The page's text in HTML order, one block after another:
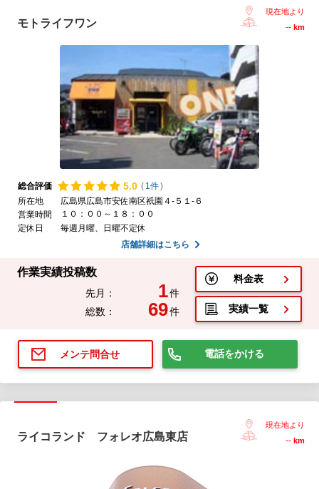
モトライフワン
現在地より
-- km
総合評価 5.0 ( 1件)
所在地
広島県広島市安佐南区祇園４-５１-６
営業時間
１０：００～１８：００
定休日
毎週月曜、日曜不定休
店舗詳細はこちら
作業実績投稿数
先月： 1件
総数：
69件
料金表
実績一覧
メンテ問合せ 電話をかける
ライコランド フォレオ広島東店
現在地より
-- km